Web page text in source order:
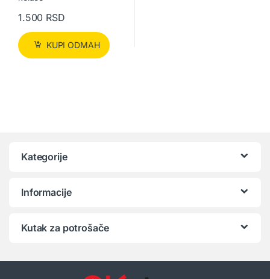
1.500 RSD
KUPI ODMAH
Kategorije
Informacije
Kutak za potrošače